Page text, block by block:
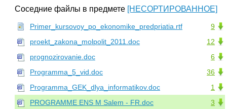
Соседние файлы в предмете [НЕСОРТИРОВАННОЕ]
9
Primer_kursovoy_po_ekonomike_predpriatia.rtf
12
proekt_zakona_molpolit_2011.doc
6
prognozirovanie.doc
36
Programma_5_vid.doc
1
Programma_GEK_dlya_informatikov.doc
3
PROGRAMME ENS M Salem - FR.doc